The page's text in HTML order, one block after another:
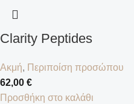
Clarity Peptides
Ακμή, Περιποίση προσώπου
62,00 €
Προσθήκη στο καλάθι